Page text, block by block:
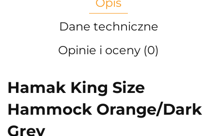
Dane techniczne
Opinie i oceny (0)
Hamak King Size
Hammock Orange/Dark
Grey